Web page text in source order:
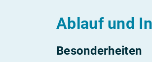
Ablauf und
Besonderheiten